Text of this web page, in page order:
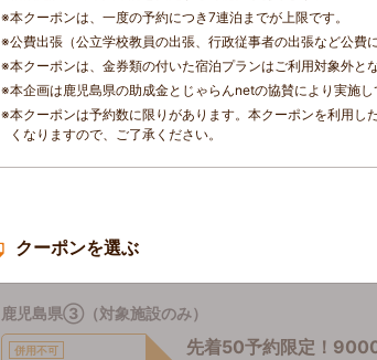
※本クーポンは、一度の予約につき7連泊までが上限です。
※公費出張（公立学校教員の出張、行政従事者の出張など公費
※本クーポンは、金券類の付いた宿泊プランはご利用対象外とな
※本企画は鹿児島県の助成金とじゃらんnetの協賛により実施し
※本クーポンは予約数に限りがあります。本クーポンを利用
くなりますので、ご了承ください。
クーポンを選ぶ
鹿児島県③（対象施設のみ）
併用不可
先着50予約限定！